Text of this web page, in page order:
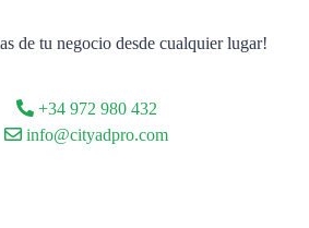
de tu negocio desde cualquier lugar!
+34 972 980 432
info@cityadpro.com